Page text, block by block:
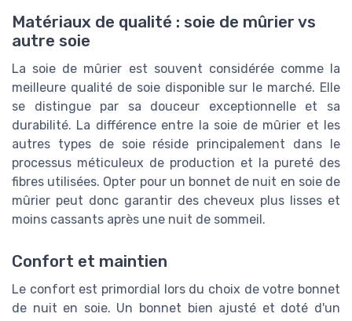
Matériaux de qualité : soie de mûrier vs
autre soie
La soie de mûrier est souvent considérée comme la
meilleure qualité de soie disponible sur le marché. Elle
se distingue par sa douceur exceptionnelle et sa
durabilité. La différence entre la soie de mûrier et les
autres types de soie réside principalement dans le
processus méticuleux de production et la pureté des
fibres utilisées. Opter pour un bonnet de nuit en soie de
mûrier peut donc garantir des cheveux plus lisses et
moins cassants après une nuit de sommeil.
Confort et maintien
Le confort est primordial lors du choix de votre bonnet
de nuit en soie. Un bonnet bien ajusté et doté d'un